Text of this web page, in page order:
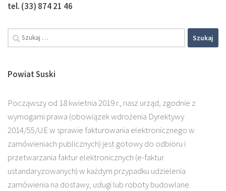
tel. (33) 874 21 46
Powiat Suski
Począwszy od 18 kwietnia 2019 r., nasz urząd, zgodnie z
wymogami prawa (obowiązek wdrożenia Dyrektywy
2014/55/UE w sprawie fakturowania elektronicznego w
zamówieniach publicznych) jest gotowy do odbioru i
przetwarzania faktur elektronicznych (e-faktur
ustandaryzowanych) w każdym przypadku udzielenia
zamówienia na dostawy, usługi lub roboty budowlane.